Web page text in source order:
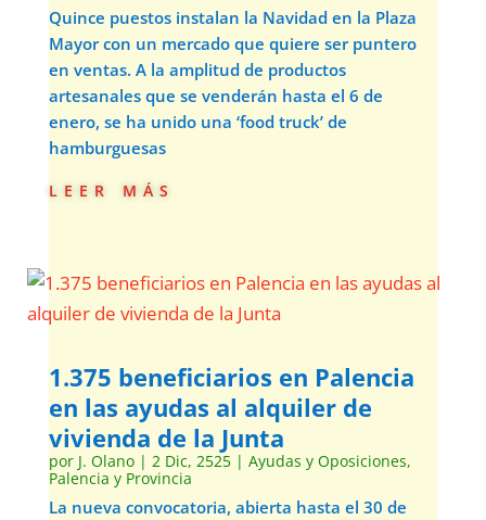
Quince puestos instalan la Navidad en la Plaza
Mayor con un mercado que quiere ser puntero
en ventas. A la amplitud de productos
artesanales que se venderán hasta el 6 de
enero, se ha unido una ‘food truck’ de
hamburguesas
leer más
1.375 beneficiarios en Palencia
en las ayudas al alquiler de
vivienda de la Junta
por J. Olano| 2 Dic, 2525| Ayudas y Oposiciones,
Palencia y Provincia
La nueva convocatoria, abierta hasta el 30 de